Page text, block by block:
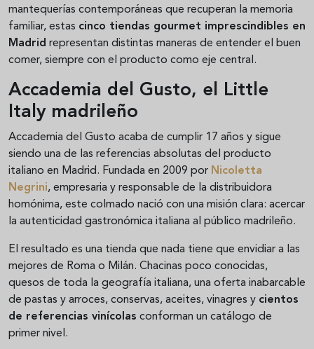
mantequerías contemporáneas que recuperan la memoria
familiar, estas cinco tiendas gourmet imprescindibles en
Madrid representan distintas maneras de entender el buen
comer, siempre con el producto como eje central.
Accademia del Gusto, el Little
Italy madrileño
Accademia del Gusto acaba de cumplir 17 años y sigue
siendo una de las referencias absolutas del producto
italiano en Madrid. Fundada en 2009 por Nicoletta
Negrini, empresaria y responsable de la distribuidora
homónima, este colmado nació con una misión clara: acercar
la autenticidad gastronómica italiana al público madrileño.
El resultado es una tienda que nada tiene que envidiar a las
mejores de Roma o Milán. Chacinas poco conocidas,
quesos de toda la geografía italiana, una oferta inabarcable
de pastas y arroces, conservas, aceites, vinagres y cientos
de referencias vinícolas conforman un catálogo de
primer nivel.